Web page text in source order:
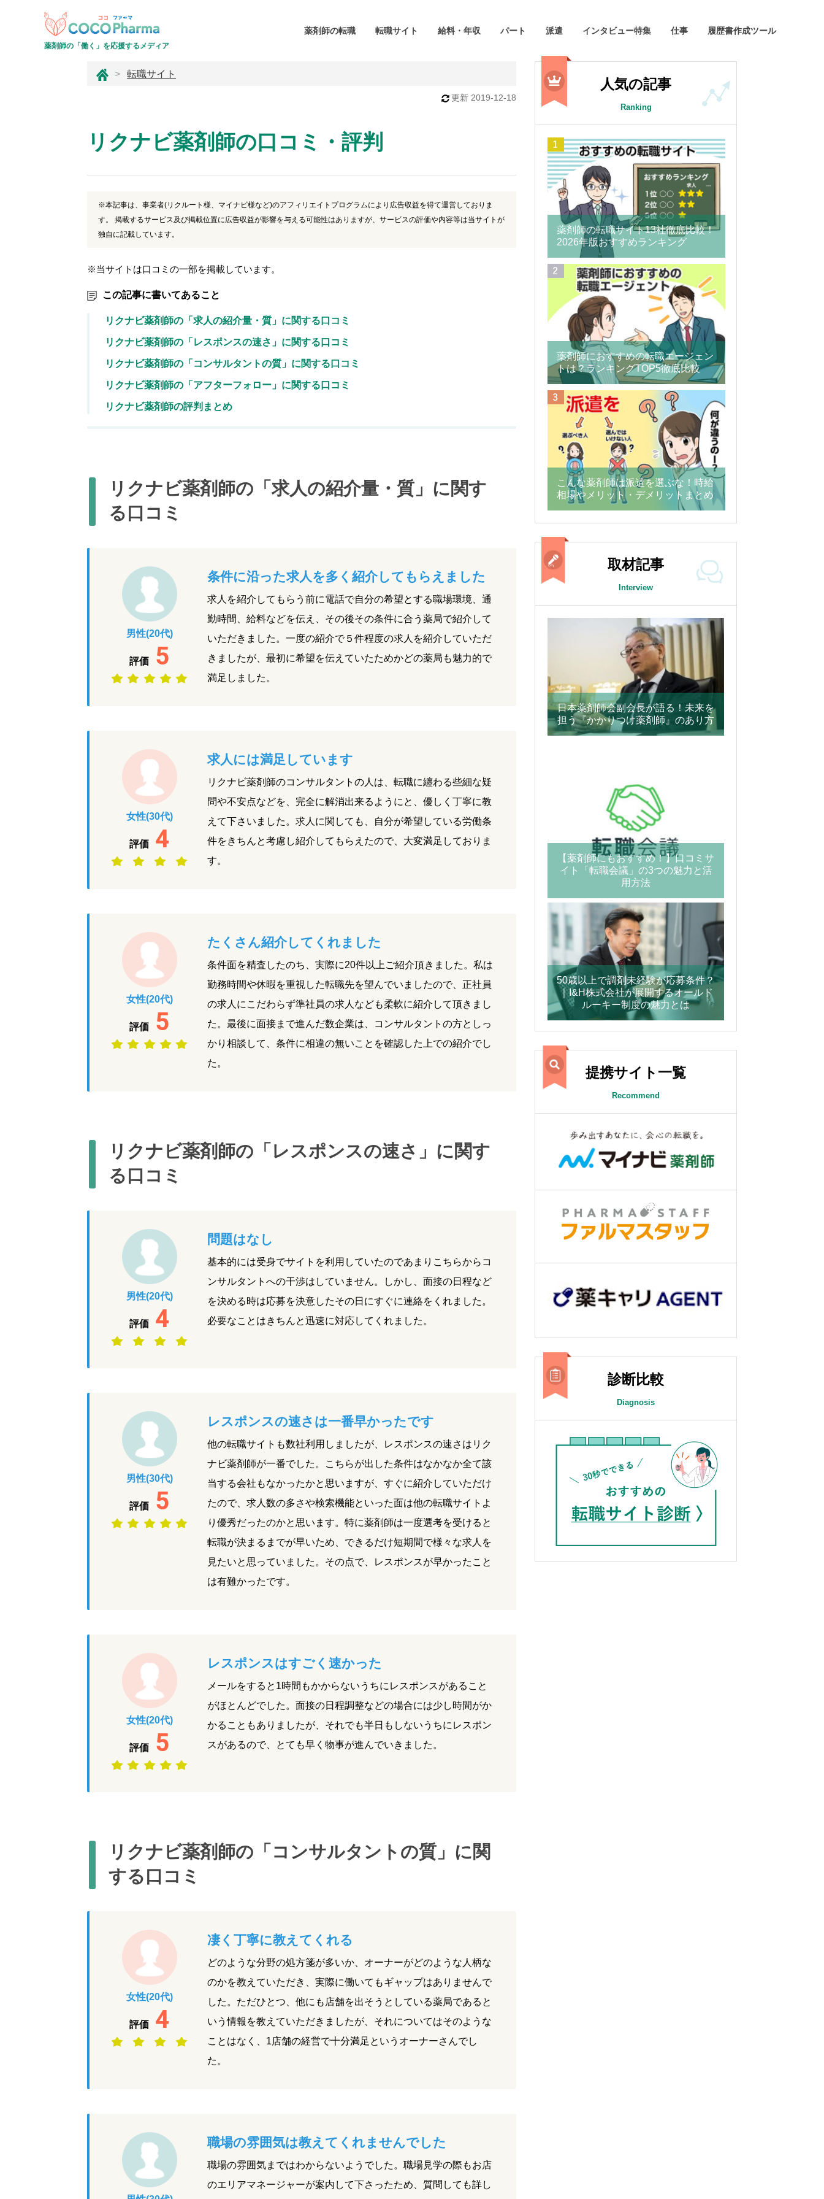
薬剤師の「働く」を応援するメディア
薬剤師の転職 転職サイト 給料・年収 パート 派遣 インタビュー特集 仕事 履歴書作成ツール
コ
ー
マ
転職サイト
更新 2019-12-18
リクナビ薬剤師の口コミ・評判
※本記事は、事業者(リクルート様、マイナビ様など)のアフィリエイトプログラムにより広告収益を得て運営しておりま
す。 掲載するサービス及び掲載位置に広告収益が影響を与える可能性はありますが、サービスの評価や内容等は当サイトが
独自に記載しています。
※当サイトは口コミの一部を掲載しています。
この記事に書いてあること
リクナビ薬剤師の「求人の紹介量・質」に関する口コミ
リクナビ薬剤師の「レスポンスの速さ」に関する口コミ
リクナビ薬剤師の「コンサルタントの質」に関する口コミ
リクナビ薬剤師の「アフターフォロー」に関する口コミ
リクナビ薬剤師の評判まとめ
リクナビ薬剤師の「求人の紹介量・質」に関す
る口コミ
男性(20代)
評価 5
条件に沿った求人を多く紹介してもらえました
求人を紹介してもらう前に電話で自分の希望とする職場環境、通
勤時間、給料などを伝え、その後その条件に合う薬局で紹介して
いただきました。一度の紹介で５件程度の求人を紹介していただ
きましたが、最初に希望を伝えていたためかどの薬局も魅力的で
満足しました。
女性(30代)
評価 4
求人には満足しています
リクナビ薬剤師のコンサルタントの人は、転職に纏わる些細な疑
問や不安点などを、完全に解消出来るようにと、優しく丁寧に教
えて下さいました。求人に関しても、自分が希望している労働条
件をきちんと考慮し紹介してもらえたので、大変満足しておりま
す。
女性(20代)
評価 5
たくさん紹介してくれました
条件面を精査したのち、実際に20件以上ご紹介頂きました。私は
勤務時間や休暇を重視した転職先を望んでいましたので、正社員
の求人にこだわらず準社員の求人なども柔軟に紹介して頂きまし
た。最後に面接まで進んだ数企業は、コンサルタントの方としっ
かり相談して、条件に相違の無いことを確認した上での紹介でし
た。
リクナビ薬剤師の「レスポンスの速さ」に関す
る口コミ
男性(20代)
評価 4
問題はなし
基本的には受身でサイトを利用していたのであまりこちらからコ
ンサルタントへの干渉はしていません。しかし、面接の日程など
を決める時は応募を決意したその日にすぐに連絡をくれました。
必要なことはきちんと迅速に対応してくれました。
男性(30代)
評価 5
レスポンスの速さは一番早かったです
他の転職サイトも数社利用しましたが、レスポンスの速さはリク
ナビ薬剤師が一番でした。こちらが出した条件はなかなか全て該
当する会社もなかったかと思いますが、すぐに紹介していただけ
たので、求人数の多さや検索機能といった面は他の転職サイトよ
り優秀だったのかと思います。特に薬剤師は一度選考を受けると
転職が決まるまでが早いため、できるだけ短期間で様々な求人を
見たいと思っていました。その点で、レスポンスが早かったこと
は有難かったです。
女性(20代)
評価 5
レスポンスはすごく速かった
メールをすると1時間もかからないうちにレスポンスがあること
がほとんどでした。面接の日程調整などの場合には少し時間がか
かることもありましたが、それでも半日もしないうちにレスポン
スがあるので、とても早く物事が進んでいきました。
リクナビ薬剤師の「コンサルタントの質」に関
する口コミ
女性(20代)
評価 4
凄く丁寧に教えてくれる
どのような分野の処方箋が多いか、オーナーがどのような人柄な
のかを教えていただき、実際に働いてもギャップはありませんで
した。ただひとつ、他にも店舗を出そうとしている薬局であると
いう情報を教えていただきましたが、それについてはそのような
ことはなく、1店舗の経営で十分満足というオーナーさんでし
た。
職場の雰囲気は教えてくれませんでした
職場の雰囲気まではわからないようでした。職場見学の際もお店
のエリアマネージャーが案内して下さったため、質問しても詳し
人気の記事
Ranking
薬剤師の転職サイト13社徹底比較！
2026年版おすすめランキング
薬剤師におすすめの転職エージェン
トは？ランキングTOP5徹底比較
こんな薬剤師は派遣を選ぶな！時給
相場やメリット・デメリットまとめ
取材記事
Interview
日本薬剤師会副会長が語る！未来を
担う『かかりつけ薬剤師』のあり方
【薬剤師にもおすすめ！】口コミサ
イト「転職会議」の3つの魅力と活
用方法
50歳以上で調剤未経験が応募条件？
｜I&H株式会社が展開するオールド
ルーキー制度の魅力とは
提携サイト一覧
Recommend
診断比較
Diagnosis